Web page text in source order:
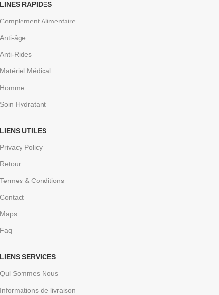
LINES RAPIDES
Complément Alimentaire
Anti-âge
Anti-Rides
Matériel Médical
Homme
Soin Hydratant
LIENS UTILES
Privacy Policy
Retour
Termes & Conditions
Contact
Maps
Faq
LIENS SERVICES
Qui Sommes Nous
Informations de livraison